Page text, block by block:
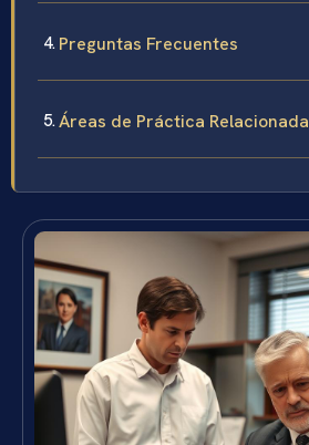
Preguntas Frecuentes
Áreas de Práctica